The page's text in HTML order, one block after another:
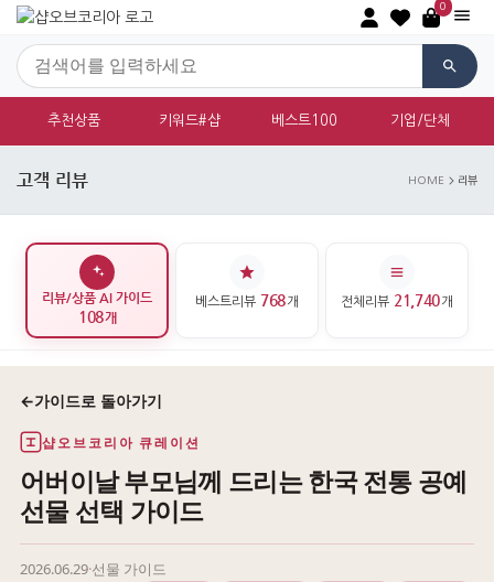
0
추천상품 키워드#샵 베스트100 기업/단체
고객 리뷰 HOME 리뷰
리뷰/상품 AI 가이드
108개
베스트리뷰 768개 전체리뷰 21,740개
←가이드로 돌아가기
샵오브코리아 큐레이션
어버이날 부모님께 드리는 한국 전통 공예
선물 선택 가이드
2026.06.29·선물 가이드